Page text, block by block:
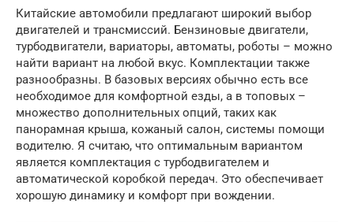
Китайские автомобили предлагают широкий выбор
двигателей и трансмиссий. Бензиновые двигатели,
турбодвигатели, вариаторы, автоматы, роботы – можно
найти вариант на любой вкус. Комплектации также
разнообразны. В базовых версиях обычно есть все
необходимое для комфортной езды, а в топовых –
множество дополнительных опций, таких как
панорамная крыша, кожаный салон, системы помощи
водителю. Я считаю, что оптимальным вариантом
является комплектация с турбодвигателем и
автоматической коробкой передач. Это обеспечивает
хорошую динамику и комфорт при вождении.